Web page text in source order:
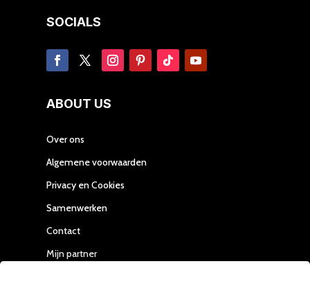
SOCIALS
ABOUT US
Over ons
Algemene voorwaarden
Privacy en Cookies
Samenwerken
Contact
Mijn partner